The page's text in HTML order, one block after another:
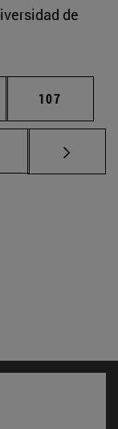
de
intermedias
Página
107